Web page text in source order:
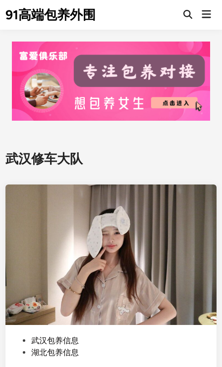
to91高端包养外围
武汉修车大队
武汉包养信息
湖北包养信息